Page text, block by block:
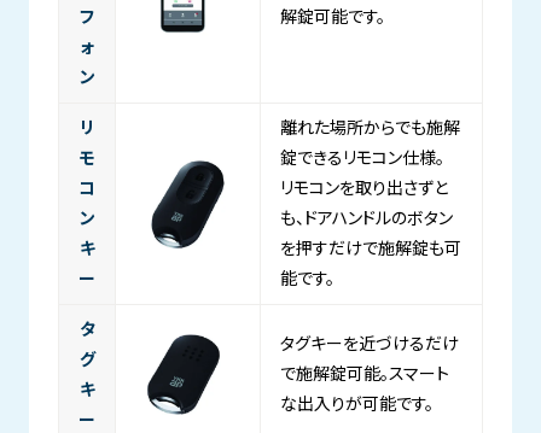
フ
ォ
ン
解錠可能です。
リ
モ
コ
ン
キ
ー
離れた場所からでも施解
錠できるリモコン仕様。
リモコンを取り出さずと
も、ドアハンドルのボタン
を押すだけで施解錠も可
能です。
タ
グ
キ
ー
タグキーを近づけるだけ
で施解錠可能。スマート
な出入りが可能です。